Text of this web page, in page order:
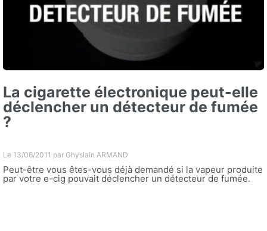
La cigarette électronique peut-elle
déclencher un détecteur de fumée
?
Le 13/06/2011 par Ghyslain ARMAND
Peut-être vous êtes-vous déjà demandé si la vapeur produite
par votre e-cig pouvait déclencher un détecteur de fumée.